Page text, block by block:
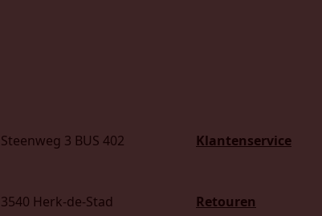
Steenweg 3 BUS 402
3540 Herk-de-Stad
Klantenservice
Retouren